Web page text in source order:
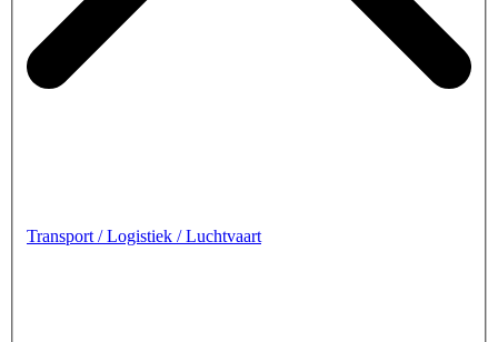
Transport / Logistiek / Luchtvaart